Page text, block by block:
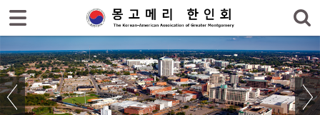
로그인 회원가입
한인회
한인회 소식